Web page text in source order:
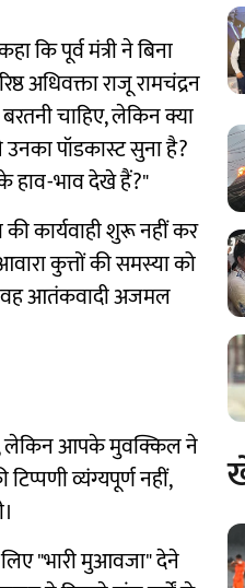
कि पूर्व मंत्री ने बिना
अधिवक्ता राजू रामचंद्रन
चाहिए, लेकिन क्या
पॉडकास्ट सुना है?
हाव-भाव देखे हैं?"
कार्यवाही शुरू नहीं कर
कुत्तों की समस्या को
वह आतंकवादी अजमल
लेकिन आपके मुवक्किल ने
व्यंग्यपूर्ण नहीं,
"भारी मुआवजा" देने